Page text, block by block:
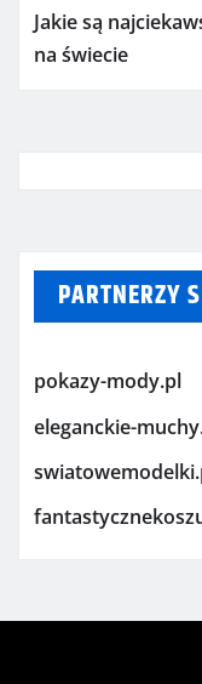
Jakie są
na świecie
PARTNERZY
pokazy-mody.pl
eleganckie-